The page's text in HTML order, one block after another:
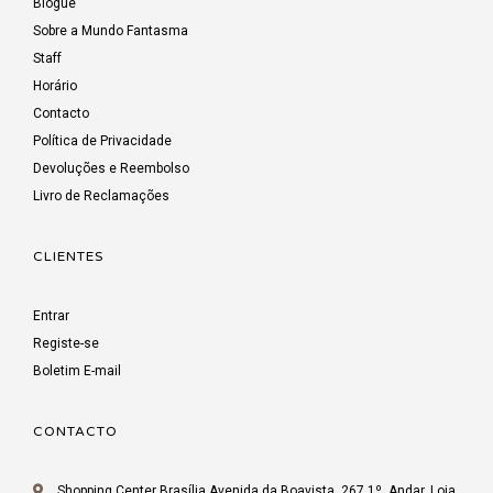
Sobre a Mundo Fantasma
Staff
Horário
Contacto
Política de Privacidade
Devoluções e Reembolso
Livro de Reclamações
CLIENTES
Entrar
Registe-se
Boletim E-mail
CONTACTO